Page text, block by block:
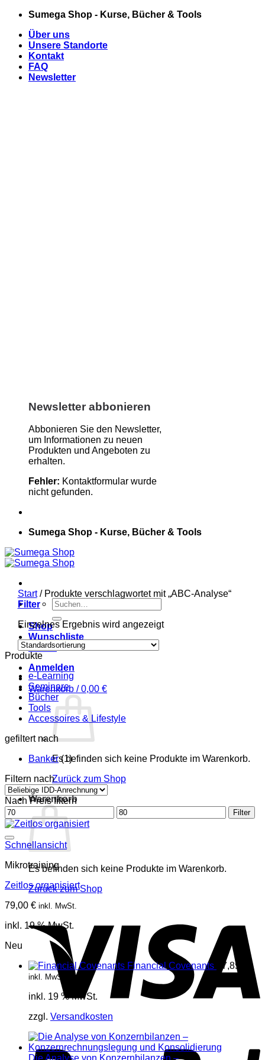
Zum
springen
Sumega Shop - Kurse, Bücher & Tools
Über uns
Unsere Standorte
Kontakt
FAQ
Newsletter
Newsletter abbonieren
Abbonieren Sie den Newsletter,
um Informationen zu neuen
Produkten und Angeboten zu
erhalten.
Fehler: Kontaktformular wurde
nicht gefunden.
Sumega Shop - Kurse, Bücher & Tools
Suchen
nach:
Shop
Wunschliste
Kasse
Anmelden
Warenkorb /0,00 €
Es befinden sich keine Produkte im Warenkorb.
Zurück zum Shop
Warenkorb
Es befinden sich keine Produkte im Warenkorb.
Zurück zum Shop
Start /Produkte verschlagwortet mit „ABC-Analyse“
Filter
Einzelnes Ergebnis wird angezeigt
Produkte
e-Learning
Seminare
Bücher
Tools
Accessoires & Lifestyle
gefiltert nach
Banker (1)
Filtern nach
Nach Preis filtern
Min.
Preis
Max.
Preis
Filter
Schnellansicht
Mikrotraining
Zeitlos organisiert
79,00 € inkl. MwSt.
inkl. 19 % MwSt.
Neu
Financial Covenants
17,85
inkl. MwSt.
inkl. 19 % MwSt.
zzgl. Versandkosten